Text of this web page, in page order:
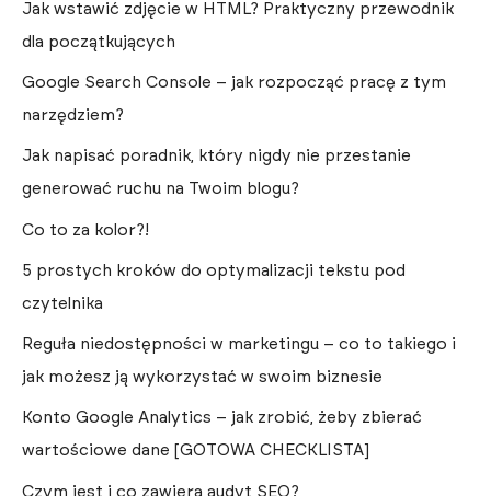
Jak wstawić zdjęcie w HTML? Praktyczny przewodnik
dla początkujących
Google Search Console – jak rozpocząć pracę z tym
narzędziem?
Jak napisać poradnik, który nigdy nie przestanie
generować ruchu na Twoim blogu?
Co to za kolor?!
5 prostych kroków do optymalizacji tekstu pod
czytelnika
Reguła niedostępności w marketingu – co to takiego i
jak możesz ją wykorzystać w swoim biznesie
Konto Google Analytics – jak zrobić, żeby zbierać
wartościowe dane [GOTOWA CHECKLISTA]
Czym jest i co zawiera audyt SEO?